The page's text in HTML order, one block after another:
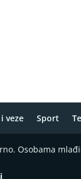
veze Sport
Osobama